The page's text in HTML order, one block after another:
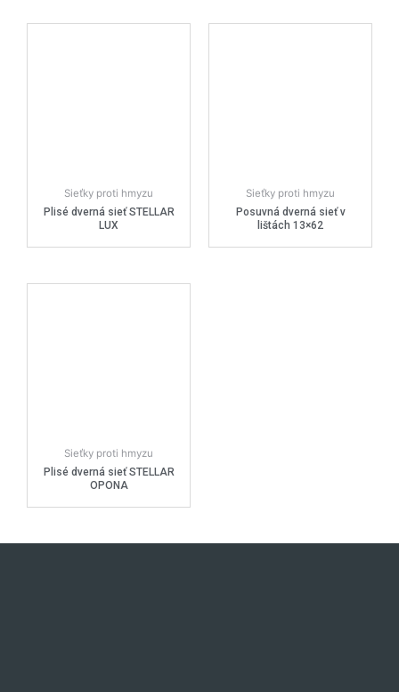
Sieťky proti hmyzu
Plisé dverná sieť STELLAR
LUX
Sieťky proti hmyzu
Posuvná dverná sieť v
lištách 13×62
Sieťky proti hmyzu
Plisé dverná sieť STELLAR
OPONA